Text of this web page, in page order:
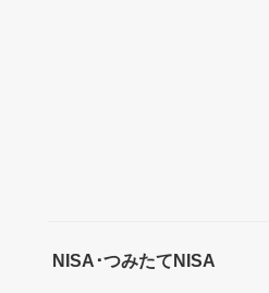
NISA･つみたてNISA